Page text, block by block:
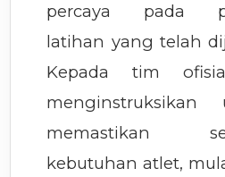
percaya pada
latihan yang telah
Kepada tim
menginstruksikan
memastikan
kebutuhan atlet,